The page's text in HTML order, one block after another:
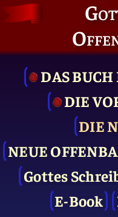
DAS
DIE
DIE
NEUE
Gottes
E-Book